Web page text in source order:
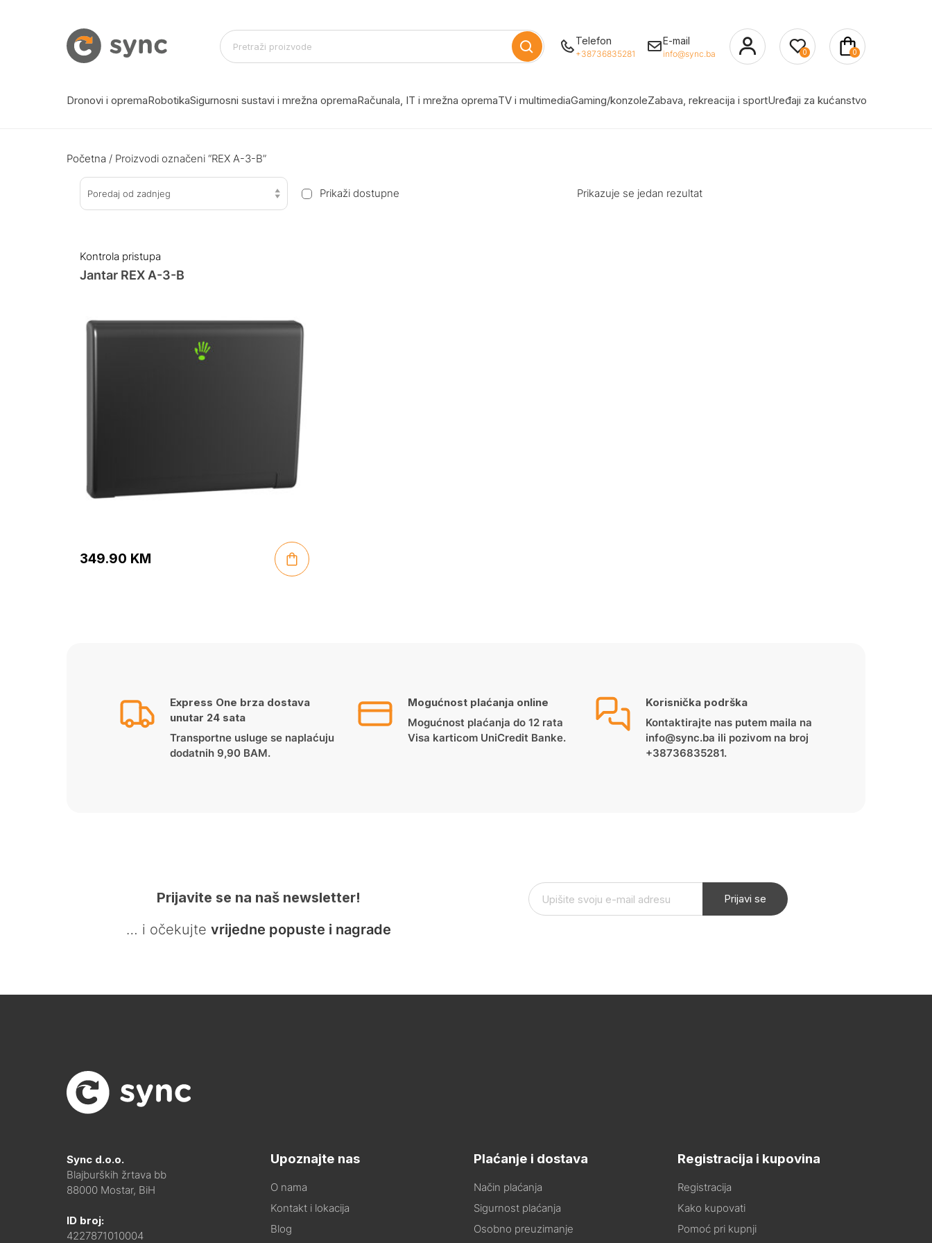
Telefon
+38736835281
E-mail
info@sync.ba 0 0
Dronovi i opremaRobotikaSigurnosni sustavi i mrežna opremaRačunala, IT i mrežna opremaTV i multimediaGaming/konzoleZabava, rekreacija i sportUređaji za kućanstvo
Početna / Proizvodi označeni “REX A-3-B”
Poredaj od zadnjeg Prikaži dostupne Prikazuje se jedan rezultat
Kontrola pristupa
Jantar REX A-3-B
349.90 KM
Express One brza dostava
unutar 24 sata
Transportne usluge se naplaćuju
dodatnih 9,90 BAM.
Mogućnost plaćanja online
Mogućnost plaćanja do 12 rata
Visa karticom UniCredit Banke.
Korisnička podrška
Kontaktirajte nas putem maila na
info@sync.ba ili pozivom na broj
+38736835281.
Prijavite se na naš newsletter!
… i očekujte vrijedne popuste i nagrade
Prijavi se
Sync d.o.o.
Blajburških žrtava bb
88000 Mostar, BiH
ID broj:
4227871010004
Upoznajte nas
O nama
Kontakt i lokacija
Blog
Plaćanje i dostava
Način plaćanja
Sigurnost plaćanja
Osobno preuzimanje
Registracija i kupovina
Registracija
Kako kupovati
Pomoć pri kupnji